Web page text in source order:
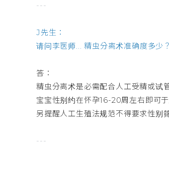
---
J先生：
请问李医师... 精虫分离术准确度多少
答：
精虫分离术是必需配合人工受精或试
宝宝性别约在怀孕16-20周左右即可
另提醒人工生殖法规范不得要求性别
---